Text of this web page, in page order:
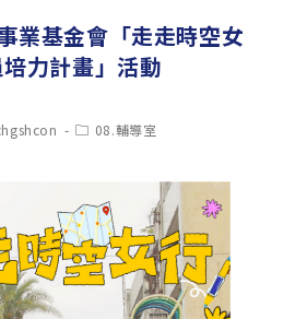
業基金會「走走時空女
力計畫」活動
Post08.輔導室